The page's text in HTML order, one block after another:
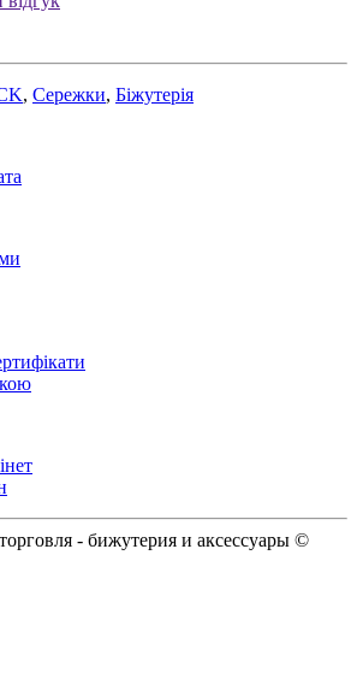
, Сережки, Біжутерія
- бижутерия и аксессуары ©